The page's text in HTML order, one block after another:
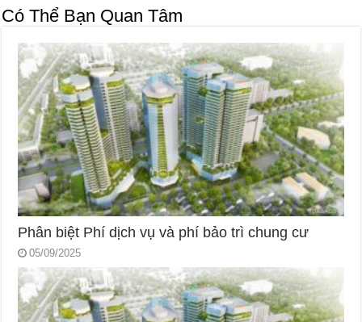
Có Thể Bạn Quan Tâm
Phân biệt Phí dịch vụ và phí bảo trì chung cư
05/09/2025